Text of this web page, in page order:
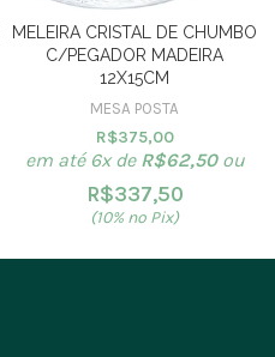
MELEIRA CRISTAL DE CHUMBO
C/PEGADOR MADEIRA
12X15CM
MESA POSTA
R$375,00
em até 6x de R$62,50ou
R$337,50
(10% no Pix)